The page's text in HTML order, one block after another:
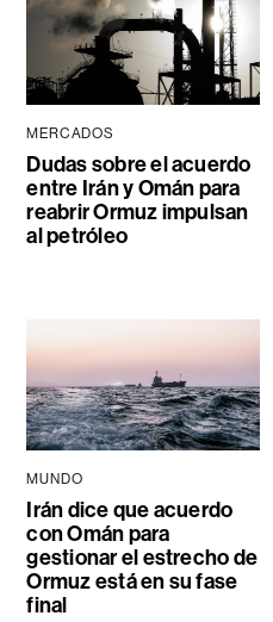
MERCADOS
Dudas sobre el acuerdo
entre Irán y Omán para
reabrir Ormuz impulsan
al petróleo
MUNDO
Irán dice que acuerdo
con Omán para
gestionar el estrecho de
Ormuz está en su fase
final